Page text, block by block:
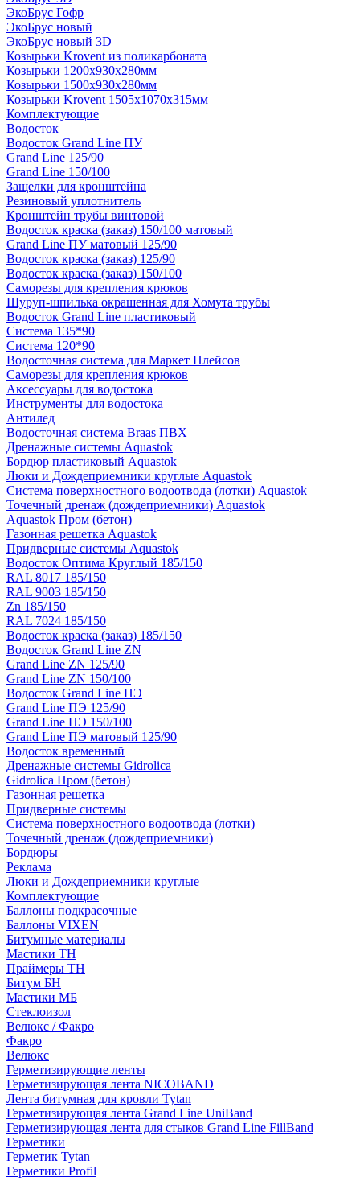
ЭкоБрус Гофр
ЭкоБрус новый
ЭкоБрус новый 3D
Козырьки Krovent из поликарбоната
Козырьки 1200х930х280мм
Козырьки 1500х930х280мм
Козырьки Krovent 1505х1070х315мм
Комплектующие
Водосток
Водосток Grand Line ПУ
Grand Line 125/90
Grand Line 150/100
Защелки для кронштейна
Резиновый уплотнитель
Кронштейн трубы винтовой
Водосток краска (заказ) 150/100 матовый
Grand Line ПУ матовый 125/90
Водосток краска (заказ) 125/90
Водосток краска (заказ) 150/100
Саморезы для крепления крюков
Шуруп-шпилька окрашенная для Хомута трубы
Водосток Grand Line пластиковый
Система 135*90
Система 120*90
Водосточная система для Маркет Плейсов
Саморезы для крепления крюков
Аксессуары для водостока
Инструменты для водостока
Антилед
Водосточная система Braas ПВХ
Дренажные системы Aquastok
Бордюр пластиковый Aquastok
Люки и Дождеприемники круглые Aquastok
Система поверхностного водоотвода (лотки) Aquastok
Точечный дренаж (дождеприемники) Aquastok
Aquastok Пром (бетон)
Газонная решетка Aquastok
Придверные системы Aquastok
Водосток Оптима Круглый 185/150
RAL 8017 185/150
RAL 9003 185/150
Zn 185/150
RAL 7024 185/150
Водосток краска (заказ) 185/150
Водосток Grand Line ZN
Grand Line ZN 125/90
Grand Line ZN 150/100
Водосток Grand Line ПЭ
Grand Line ПЭ 125/90
Grand Line ПЭ 150/100
Grand Line ПЭ матовый 125/90
Водосток временный
Дренажные системы Gidrolica
Gidrolica Пром (бетон)
Газонная решетка
Придверные системы
Система поверхностного водоотвода (лотки)
Точечный дренаж (дождеприемники)
Бордюры
Рекламa
Люки и Дождеприемники круглые
Комплектующие
Баллоны подкрасочные
Баллоны VIXEN
Битумные материалы
Мастики ТН
Праймеры ТН
Битум БН
Мастики МБ
Стеклоизол
Велюкс / Факро
Факро
Велюкс
Герметизирующие ленты
Герметизирующая лента NICOBAND
Лента битумная для кровли Tytan
Герметизирующая лента Grand Line UniBand
Герметизирующая лента для стыков Grand Line FillBand
Герметики
Герметик Tytan
Герметики Profil